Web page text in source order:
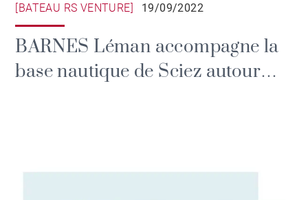
[BATEAU RS VENTURE] 19/09/2022
BARNES Léman accompagne la
base nautique de Sciez autour